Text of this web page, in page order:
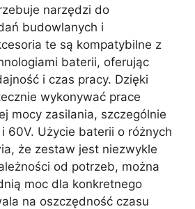
narzędzi do
budowlanych i
te są kompatybilne z
baterii, oferując
i czas pracy. Dzięki
wykonywać prace
mocy zasilania, szczególnie
60V. Użycie baterii o różnych
że zestaw jest niezwykle
od potrzeb, można
moc dla konkretnego
na oszczędność czasu